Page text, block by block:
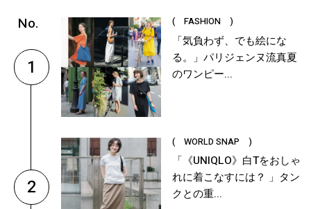
1
( FASHION )
「気負わず、でも絵にな
る。」パリジェンヌ流真夏
のワンピー...
2
( WORLD SNAP )
「《UNIQLO》白Tをおしゃ
れに着こなすには？ 」タン
クとの重...